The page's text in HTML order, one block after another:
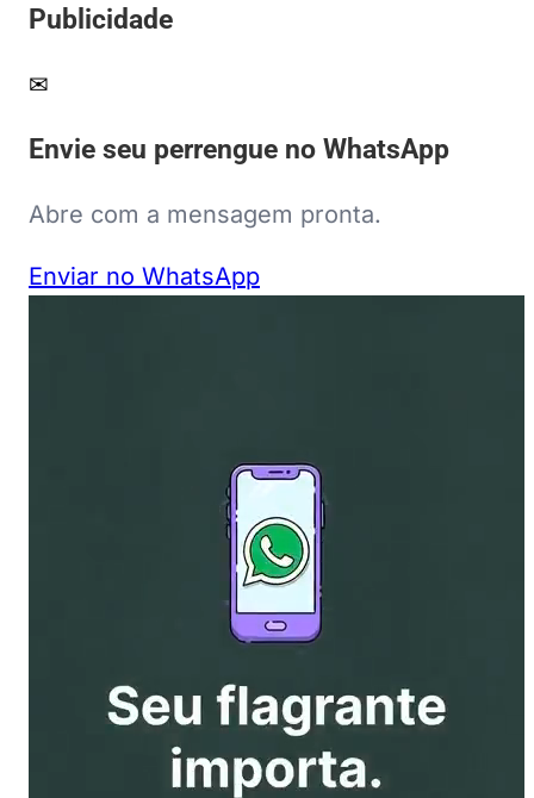
Publicidade
✉
Envie seu perrengue no WhatsApp
Abre com a mensagem pronta.
Enviar no WhatsApp